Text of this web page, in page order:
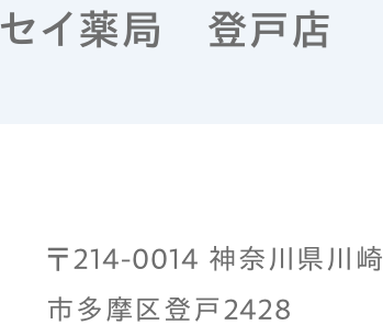
セイ薬局 登戸店
〒214-0014 神奈川県川崎
市多摩区登戸2428